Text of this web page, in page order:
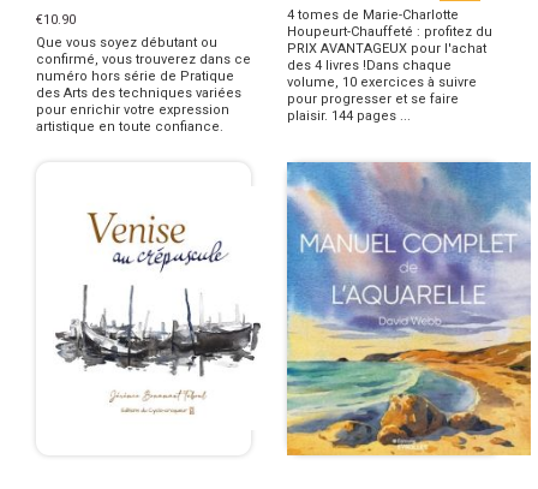
€10.90
Que vous soyez débutant ou
confirmé, vous trouverez dans ce
numéro hors série de Pratique
des Arts des techniques variées
pour enrichir votre expression
artistique en toute confiance.
4 tomes de Marie-Charlotte
Houpeurt-Chauffeté : profitez du
PRIX AVANTAGEUX pour l'achat
des 4 livres !Dans chaque
volume, 10 exercices à suivre
pour progresser et se faire
plaisir. 144 pages ...